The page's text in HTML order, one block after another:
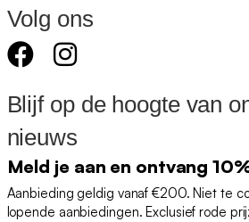
Volg ons
Blijf op de hoogte van
nieuws
Meld je aan en ontvang
Aanbieding geldig vanaf €200. Niet te
lopende aanbiedingen. Exclusief rode